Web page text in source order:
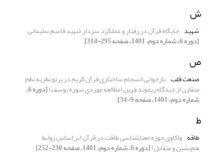
ش
شهید جایگاه قرآن در رفتار و عملکرد سردار شهید قاسم سلیمانی
[دوره 6، شماره دوم، 1401، صفحه 295-314]
ص
صنعت قلب بازخوانی انسجام ساختاری قرآن کریم در پرتو نظریه نظم
متقارن از دیدگاه ریموند فرین (مطالعه موردی سوره یوسف) [دوره 6،
شماره دوم، 1401، صفحه 9-34]
ط
طاقه واکاوی حوزه معناشناسی طاقت در قرآن (بر اساس روابط
هم‌نشین و متقابل)[دوره 6، شماره دوم، 1401، صفحه 230-252]